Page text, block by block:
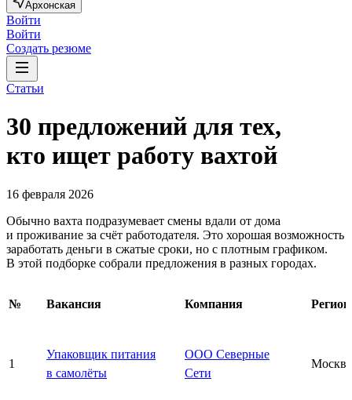
Архонская
Войти
Войти
Создать резюме
Статьи
30 предложений для тех,
кто ищет работу вахтой
16 февраля 2026
Обычно вахта подразумевает смены вдали от дома
и проживание за счёт работодателя. Это хорошая возможность
заработать деньги в сжатые сроки, но с плотным графиком.
В этой подборке собрали предложения в разных городах.
№ Вакансия Компания Регион
1
Упаковщик питания
в самолёты
ООО Северные
Сети
Москва